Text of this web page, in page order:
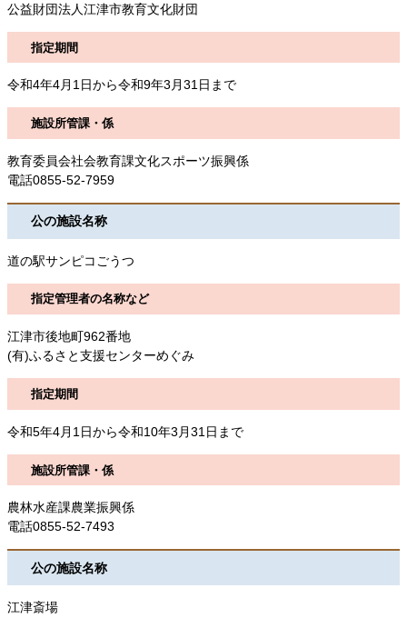
公益財団法人江津市教育文化財団
指定期間
令和4年4月1日から令和9年3月31日まで
施設所管課・係
教育委員会社会教育課文化スポーツ振興係
電話0855-52-7959
公の施設名称
道の駅サンピコごうつ
指定管理者の名称など
江津市後地町962番地
(有)ふるさと支援センターめぐみ
指定期間
令和5年4月1日から令和10年3月31日まで
施設所管課・係
農林水産課農業振興係
電話0855-52-7493
公の施設名称
江津斎場